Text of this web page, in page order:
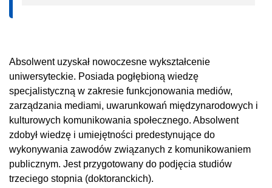
Absolwent uzyskał nowoczesne wykształcenie
uniwersyteckie. Posiada pogłębioną wiedzę
specjalistyczną w zakresie funkcjonowania mediów,
zarządzania mediami, uwarunkowań międzynarodowych i
kulturowych komunikowania społecznego. Absolwent
zdobył wiedzę i umiejętności predestynujące do
wykonywania zawodów związanych z komunikowaniem
publicznym. Jest przygotowany do podjęcia studiów
trzeciego stopnia (doktoranckich).